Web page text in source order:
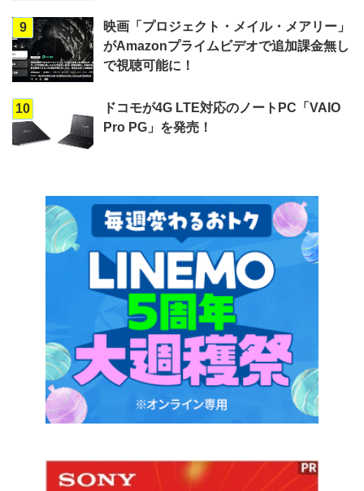
9
映画「プロジェクト・メイル・メアリー」
がAmazonプライムビデオで追加課金無し
で視聴可能に！
10
ドコモが4G LTE対応のノートPC「VAIO
Pro PG」を発売！